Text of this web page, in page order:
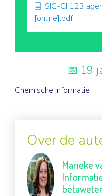
SIG-CI 123
[online].pdf
19
Chemische Informatie
Over de
Marieke